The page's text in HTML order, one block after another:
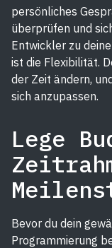
persönliches
überprüfen und
Entwickler zu
ist die Flexibilität.
der Zeit ändern,
sich anzupassen.
Lege
Bevor du dein
Programmierung